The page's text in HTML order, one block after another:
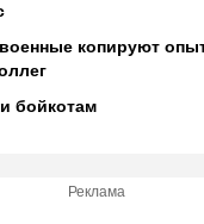
копируют
бойкотам
Реклама